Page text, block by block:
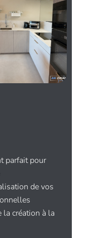
parfait pour
de vos
la création à la